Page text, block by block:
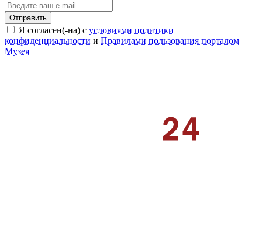
Отправить
Я согласен(-на) с условиями политики
конфиденциальности и Правилами пользования порталом
Музея